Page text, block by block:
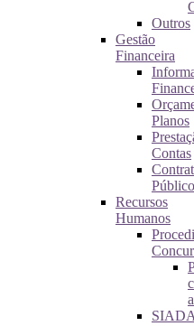
Outros
Gestão
Financeira
Planos
Contas
Recursos
Humanos